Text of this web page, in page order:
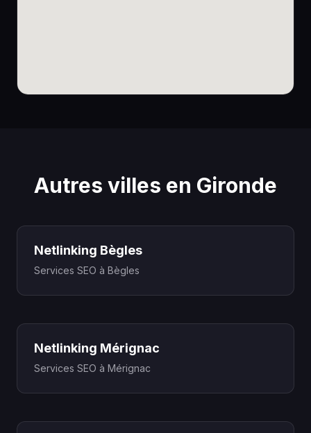
Autres villes en Gironde
Netlinking Bègles
Services SEO à Bègles
Netlinking Mérignac
Services SEO à Mérignac